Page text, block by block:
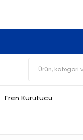
Fren Kurutucu